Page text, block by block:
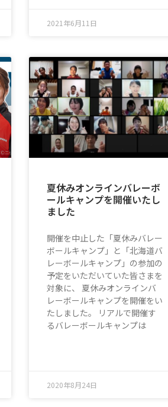
2021年6月11日
夏休みオンラインバレーボ
ールキャンプを開催いたし
ました
開催を中止した「夏休みバレー
ボールキャンプ」と「北海道バ
レーボールキャンプ」の参加の
予定をいただいていた皆さまを
対象に、 夏休みオンラインバ
レーボールキャンプを開催をい
たしました。 リアルで開催す
るバレーボールキャンプは
2020年8月24日